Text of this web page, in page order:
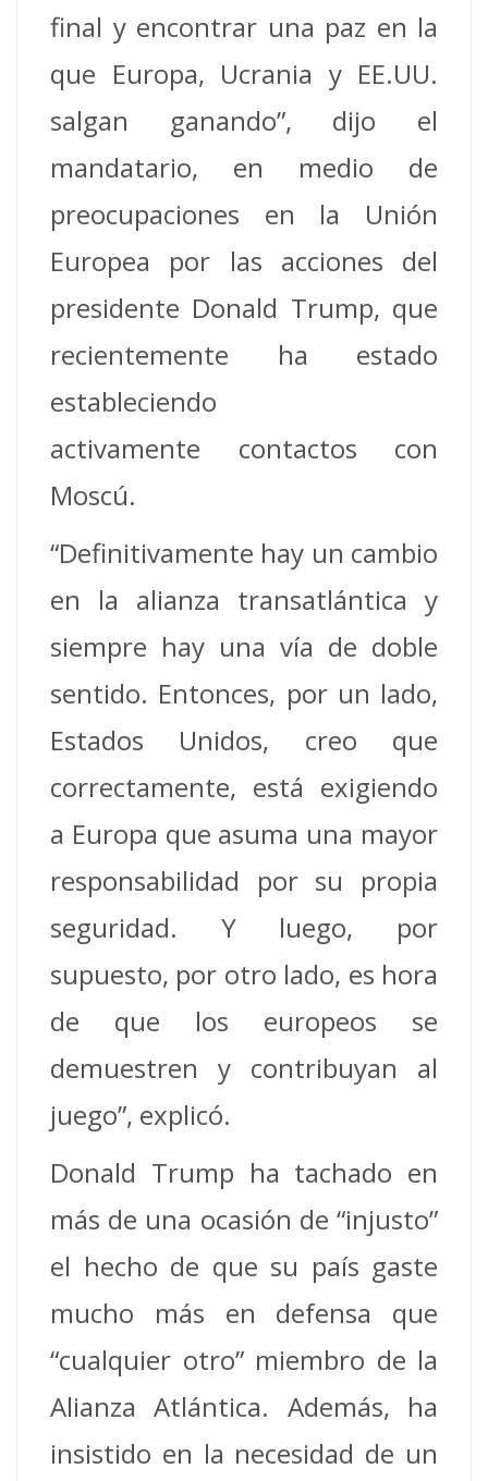
final y encontrar una paz en la
que Europa, Ucrania y EE.UU.
salgan ganando”, dijo el
mandatario, en medio de
preocupaciones en la Unión
Europea por las acciones del
presidente Donald Trump, que
recientemente ha estado
estableciendo
activamente contactos con
Moscú.
“Definitivamente hay un cambio
en la alianza transatlántica y
siempre hay una vía de doble
sentido. Entonces, por un lado,
Estados Unidos, creo que
correctamente, está exigiendo
a Europa que asuma una mayor
responsabilidad por su propia
seguridad. Y luego, por
supuesto, por otro lado, es hora
de que los europeos se
demuestren y contribuyan al
juego”, explicó.
Donald Trump ha tachado en
más de una ocasión de “injusto”
el hecho de que su país gaste
mucho más en defensa que
“cualquier otro” miembro de la
Alianza Atlántica. Además, ha
insistido en la necesidad de un